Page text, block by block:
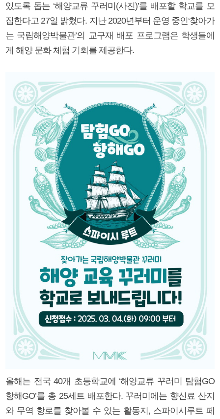
있도록 돕는 ‘해양교류 꾸러미(사진)’를 배포할 학교를 모
집한다고 27일 밝혔다. 지난 2020년부터 운영 중인‘찾아가
는 국립해양박물관’의 교구재 배포 프로그램은 학생들에
게 해양 문화 체험 기회를 제공한다.
올해는 전국 40개 초등학교에 ‘해양교류 꾸러미 탐험GO
항해GO’를 총 25세트 배포한다. 꾸러미에는 향신료 산지
와 무역 항로를 찾아볼 수 있는 활동지, 스파이시루트 페